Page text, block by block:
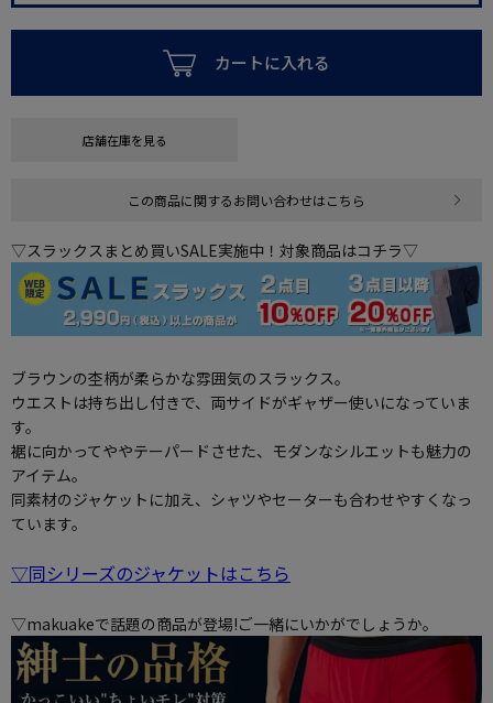
カートに入れる
店舗在庫を見る
この商品に関するお問い合わせはこちら
▽スラックスまとめ買いSALE実施中！対象商品はコチラ▽
ブラウンの杢柄が柔らかな雰囲気のスラックス。
ウエストは持ち出し付きで、両サイドがギャザー使いになっていま
す。
裾に向かってややテーパードさせた、モダンなシルエットも魅力の
アイテム。
同素材のジャケットに加え、シャツやセーターも合わせやすくなっ
ています。
▽同シリーズのジャケットはこちら
▽makuakeで話題の商品が登場!ご一緒にいかがでしょうか。